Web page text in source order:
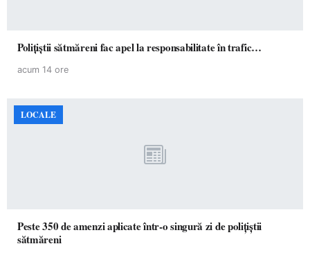
Polițiștii sătmăreni fac apel la responsabilitate în trafic…
acum 14 ore
LOCALE
Peste 350 de amenzi aplicate într-o singură zi de polițiștii
sătmăreni